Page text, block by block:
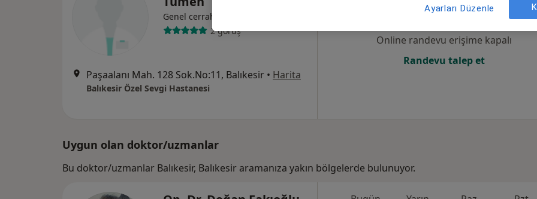
Genel cerrahi
2 görüş
Paşaalanı Mah. 128 Sok.No:11, Balıkesir • Harita
Balıkesir Özel Sevgi Hastanesi
Online randevu erişime kapalı
Randevu talep et
Uygun olan doktor/uzmanlar
Bu doktor/uzmanlar Balıkesir, Balıkesir aramanıza yakın bölgelerde bulunuyor.
Ayarları Düzenle